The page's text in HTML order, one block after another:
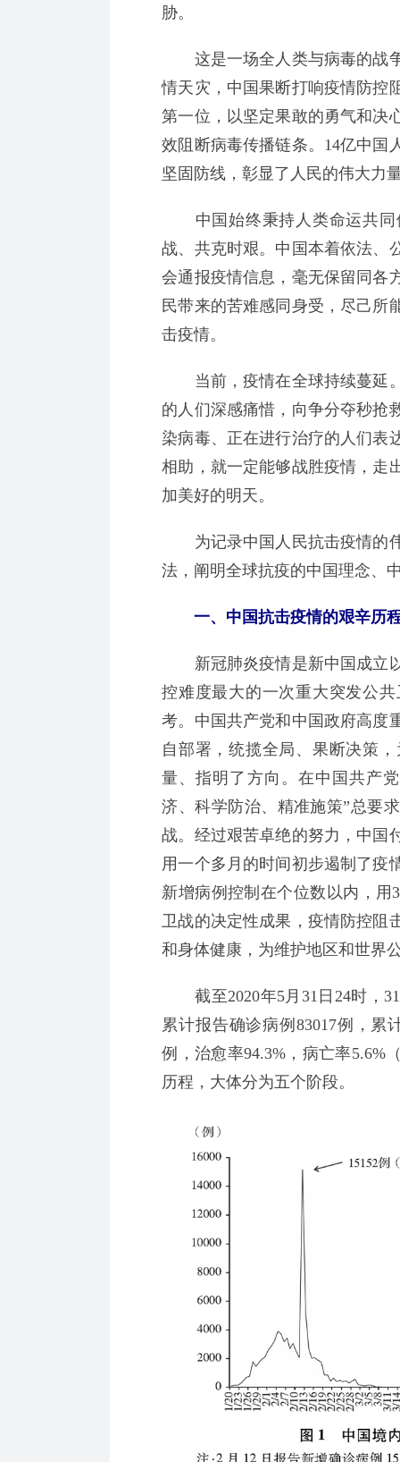
胁。
这是一场全人类与病毒的战争
情天灾，中国果断打响疫情防控
第一位，以坚定果敢的勇气和决
效阻断病毒传播链条。14亿中国
坚固防线，彰显了人民的伟大力
中国始终秉持人类命运共同
战、共克时艰。中国本着依法、
会通报疫情信息，毫无保留同各
民带来的苦难感同身受，尽己所
击疫情。
当前，疫情在全球持续蔓延。
的人们深感痛惜，向争分夺秒抢
染病毒、正在进行治疗的人们表
相助，就一定能够战胜疫情，走
加美好的明天。
为记录中国人民抗击疫情的伟
法，阐明全球抗疫的中国理念、
一、中国抗击疫情的艰辛历
新冠肺炎疫情是新中国成立以
控难度最大的一次重大突发公
考。中国共产党和中国政府高度
自部署，统揽全局、果断决策
量、指明了方向。在中国共产
济、科学防治、精准施策”总要
战。经过艰苦卓绝的努力，中国
用一个多月的时间初步遏制了疫
新增病例控制在个位数以内，
卫战的决定性成果，疫情防控阻
和身体健康，为维护地区和世界
截至2020年5月31日24时，
累计报告确诊病例83017例，累
例，治愈率94.3%，病亡率5.6%
历程，大体分为五个阶段。